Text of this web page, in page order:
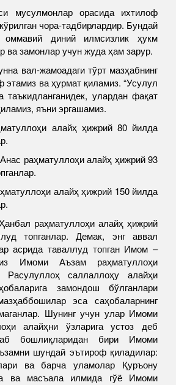
мусулмонлар орасида ихтилоф
чора-тадбирлардир. Бундай
оммавий диний илмсизлик ҳукм
ва замонлар учун жуда ҳам зарур.
вал-жамоадаги тўрт мазҳабнинг
этамиз ва ҳурмат қиламиз. “Усулул
таъкидланганидек, улардан фақат
яъни эргашамиз.
алайҳ ҳижрий 80 йилда
раҳматуллоҳи алайҳ ҳижрий 93
алайҳ ҳижрий 150 йилда
раҳматуллоҳи алайҳ ҳижрий
топганлар. Демак, энг аввал
асрида таваллуд топган Имом –
Имоми Аъзам раҳматуллоҳи
саллаллоҳу алайҳи
замондош бўлганлари
эса саҳобаларнинг
Шунинг учун улар Имоми
алайҳни ўзларига устоз деб
бошлиқларидан бири Имоми
шундай эътироф қиладилар:
ва барча уламолар Қуръону
ва масъала илмида гўё Имоми